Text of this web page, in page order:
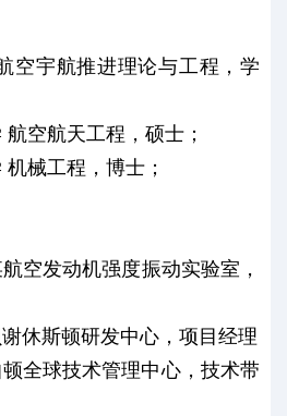
空宇航推进理论与工程，学
空航天工程，硕士；
械工程，博士；
空发动机强度振动实验室，
休斯顿研发中心，项目经理
全球技术管理中心，技术带